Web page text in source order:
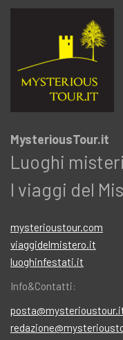
MysteriousTour.it
Luoghi
I viaggi del
mysterioustour.com
viaggidelmistero.it
luoghinfestati.it
Info&Contatti: